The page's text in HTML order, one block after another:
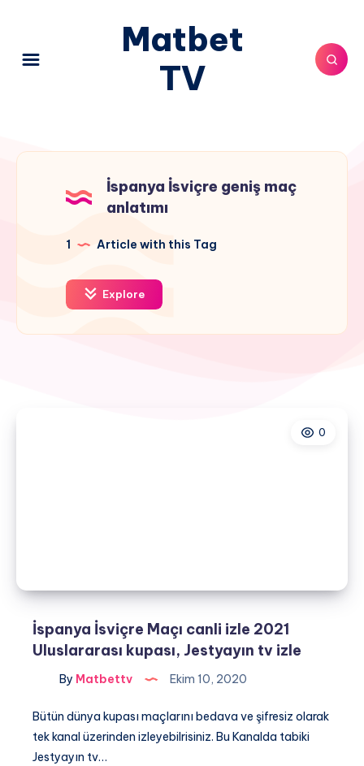
Matbet
TV
İspanya İsviçre geniş maç
anlatımı
1 Article with this Tag
Explore
0
İspanya İsviçre Maçı canli izle 2021
Uluslararası kupası, Jestyayın tv izle
By Matbettv Ekim 10, 2020
Bütün dünya kupası maçlarını bedava ve şifresiz olarak
tek kanal üzerinden izleyebilrisiniz. Bu Kanalda tabiki
Jestyayın tv…